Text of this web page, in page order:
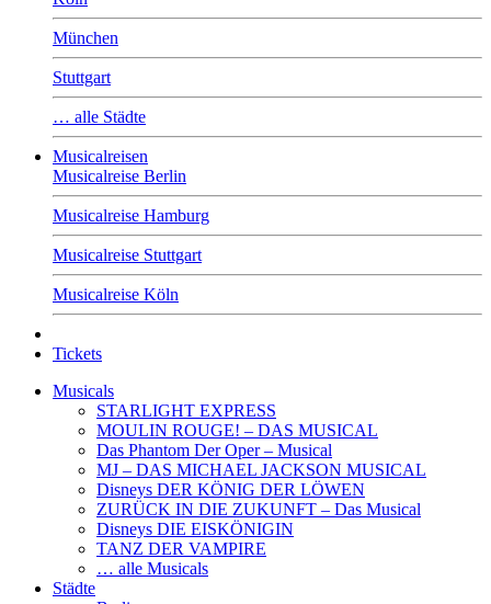
München
Stuttgart
… alle Städte
Musicalreisen
Musicalreise Berlin
Musicalreise Hamburg
Musicalreise Stuttgart
Musicalreise Köln
Tickets
Musicals
STARLIGHT EXPRESS
MOULIN ROUGE! – DAS MUSICAL
Das Phantom Der Oper – Musical
MJ – DAS MICHAEL JACKSON MUSICAL
Disneys DER KÖNIG DER LÖWEN
ZURÜCK IN DIE ZUKUNFT – Das Musical
Disneys DIE EISKÖNIGIN
TANZ DER VAMPIRE
… alle Musicals
Städte